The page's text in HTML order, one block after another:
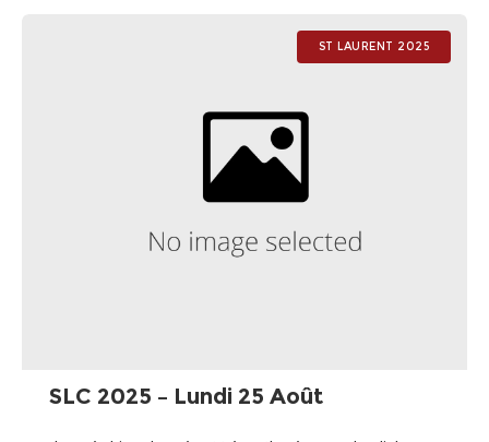
ST LAURENT 2025
SLC 2025 – Lundi 25 Août